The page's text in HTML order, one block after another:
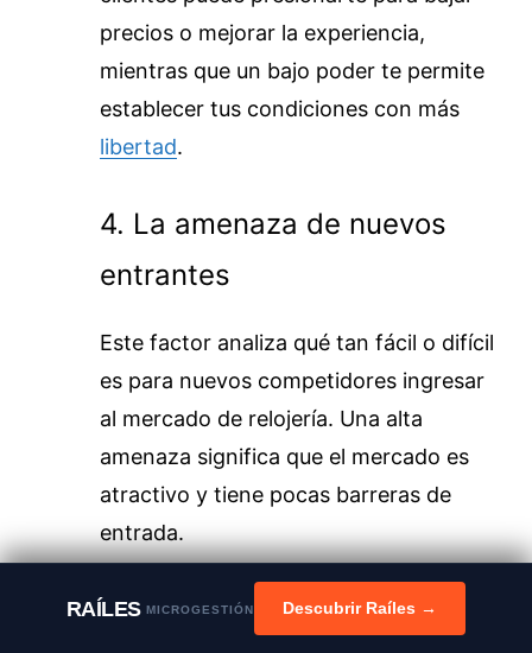
precios o mejorar la experiencia,
mientras que un bajo poder te permite
establecer tus condiciones con más
libertad.
4. La amenaza de nuevos
entrantes
Este factor analiza qué tan fácil o difícil
es para nuevos competidores ingresar
al mercado de relojería. Una alta
amenaza significa que el mercado es
atractivo y tiene pocas barreras de
entrada.
Aspectos a considerar:
¿Qué tan costoso es iniciar
RAÍLESMICROGESTIÓN Descubrir Raíles →